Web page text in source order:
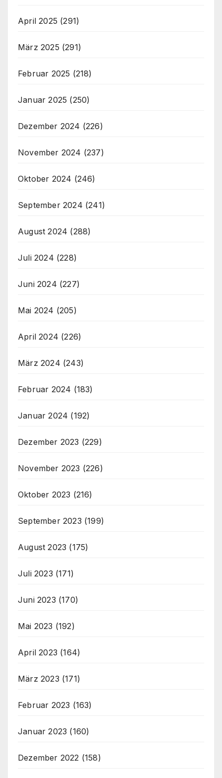
April 2025 (291)
März 2025 (291)
Februar 2025 (218)
Januar 2025 (250)
Dezember 2024 (226)
November 2024 (237)
Oktober 2024 (246)
September 2024 (241)
August 2024 (288)
Juli 2024 (228)
Juni 2024 (227)
Mai 2024 (205)
April 2024 (226)
März 2024 (243)
Februar 2024 (183)
Januar 2024 (192)
Dezember 2023 (229)
November 2023 (226)
Oktober 2023 (216)
September 2023 (199)
August 2023 (175)
Juli 2023 (171)
Juni 2023 (170)
Mai 2023 (192)
April 2023 (164)
März 2023 (171)
Februar 2023 (163)
Januar 2023 (160)
Dezember 2022 (158)